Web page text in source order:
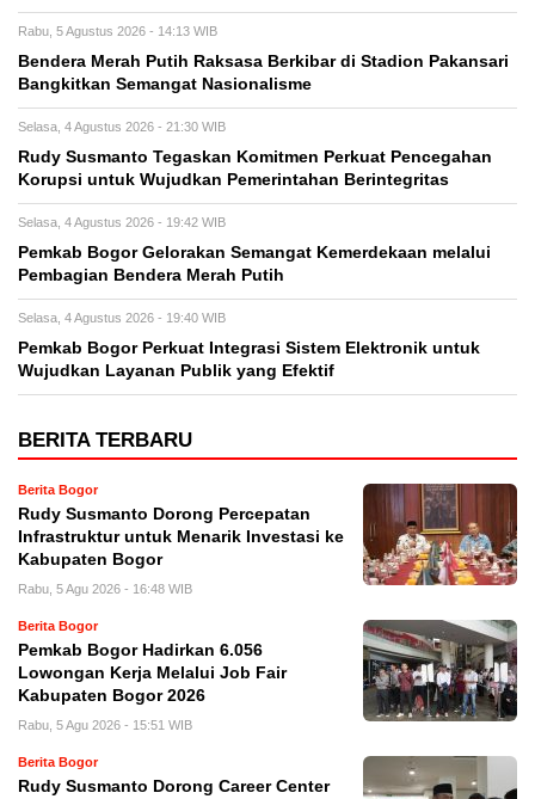
Rabu, 5 Agustus 2026 - 14:13 WIB
Bendera Merah Putih Raksasa Berkibar di Stadion Pakansari
Bangkitkan Semangat Nasionalisme
Selasa, 4 Agustus 2026 - 21:30 WIB
Rudy Susmanto Tegaskan Komitmen Perkuat Pencegahan
Korupsi untuk Wujudkan Pemerintahan Berintegritas
Selasa, 4 Agustus 2026 - 19:42 WIB
Pemkab Bogor Gelorakan Semangat Kemerdekaan melalui
Pembagian Bendera Merah Putih
Selasa, 4 Agustus 2026 - 19:40 WIB
Pemkab Bogor Perkuat Integrasi Sistem Elektronik untuk
Wujudkan Layanan Publik yang Efektif
BERITA TERBARU
Berita Bogor
Rudy Susmanto Dorong Percepatan
Infrastruktur untuk Menarik Investasi ke
Kabupaten Bogor
Rabu, 5 Agu 2026 - 16:48 WIB
Berita Bogor
Pemkab Bogor Hadirkan 6.056
Lowongan Kerja Melalui Job Fair
Kabupaten Bogor 2026
Rabu, 5 Agu 2026 - 15:51 WIB
Berita Bogor
Rudy Susmanto Dorong Career Center